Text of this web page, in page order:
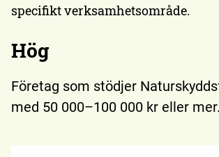
specifikt verksamhetsområde.
Hög
Företag som stödjer
med 50 000–100 000 kr eller mer.